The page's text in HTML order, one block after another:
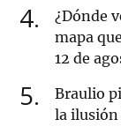
4
¿Dónde
mapa
12 de
5
Braulio
la